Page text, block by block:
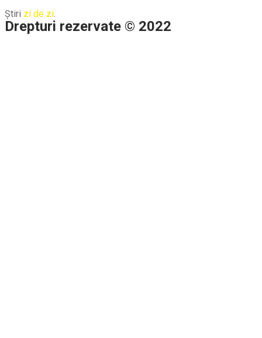
Știri zi de zi.
Drepturi rezervate © 2022